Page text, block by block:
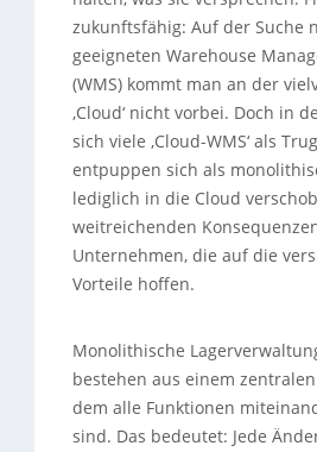
zukunftsfähig: Auf der Suche
geeigneten Warehouse
(WMS) kommt man an der
‚Cloud‘ nicht vorbei. Doch in
sich viele ‚Cloud-WMS‘ als
entpuppen sich als
lediglich in die Cloud
weitreichenden
Unternehmen, die auf die
Vorteile hoffen.
Monolithische
bestehen aus einem
dem alle Funktionen
sind. Das bedeutet: Jede